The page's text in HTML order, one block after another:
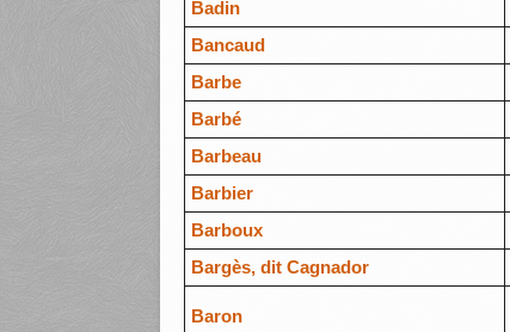
Badin
Bancaud
Barbe
Barbé
Barbeau
Barbier
Barboux
Bargès, dit Cagnador
Baron